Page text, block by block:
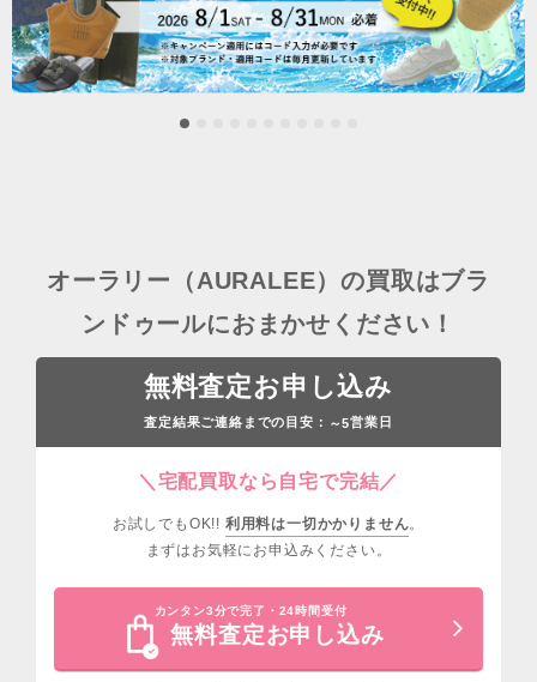
オーラリー（AURALEE）の買取はブラ
ンドゥールにおまかせください！
無料査定お申し込み
査定結果ご連絡までの目安： ～5営業日
＼宅配買取なら自宅で完結／
お試しでもOK!! 利用料は一切かかりません。
まずはお気軽にお申込みください。
カンタン3分で完了・24時間受付
無料査定お申し込み